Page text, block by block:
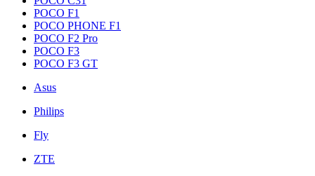
POCO F1
POCO PHONE F1
POCO F2 Pro
POCO F3
POCO F3 GT
Asus
Philips
Fly
ZTE